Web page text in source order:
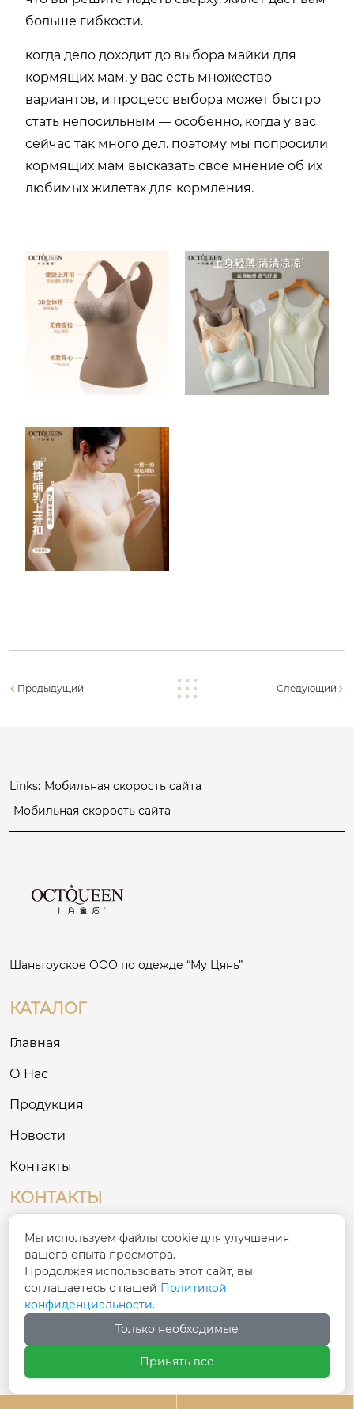
больше гибкости.
когда дело доходит до выбора майки для
кормящих мам, у вас есть множество
вариантов, и процесс выбора может быстро
стать непосильным — особенно, когда у вас
сейчас так много дел. поэтому мы попросили
кормящих мам высказать свое мнение об их
любимых жилетах для кормления.
Предыдущий Следующий
Links: Мобильная скорость сайта
Мобильная скорость сайта
Шаньтоуское ООО по одежде “Му Цянь”
КАТАЛОГ
Главная
О Нас
Продукция
Новости
Контакты
КОНТАКТЫ

№ 8, Третий промышленный район на
Востоке, деревня Сигоу, улица Сяшань, район
Чаонань, город Шаньтоу
 ivy@cnfulike.com
 +86 13822981771
Мы используем файлы cookie для улучшения
вашего опыта просмотра.
Продолжая использовать этот сайт, вы
соглашаетесь с нашей Политикой
конфиденциальности.
Только необходимые
Принять все